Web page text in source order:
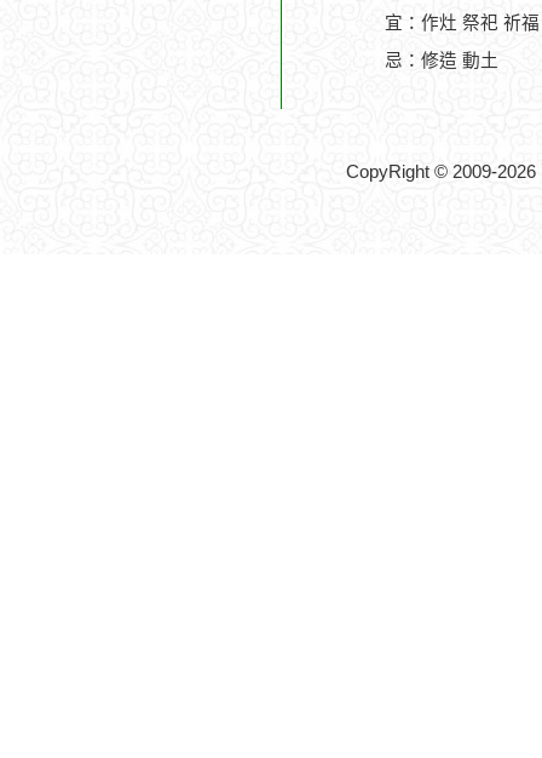
宜：作灶 祭祀 祈
忌：修造 動土
CopyRight © 2009-2026